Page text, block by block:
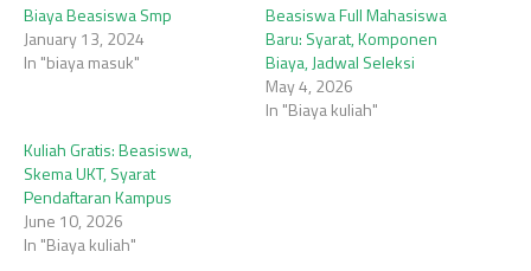
Biaya Beasiswa Smp
January 13, 2024
In "biaya masuk"
Beasiswa Full Mahasiswa
Baru: Syarat, Komponen
Biaya, Jadwal Seleksi
May 4, 2026
In "Biaya kuliah"
Kuliah Gratis: Beasiswa,
Skema UKT, Syarat
Pendaftaran Kampus
June 10, 2026
In "Biaya kuliah"